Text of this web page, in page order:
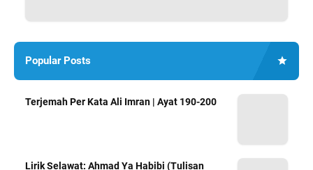
Popular Posts
Terjemah Per Kata Ali Imran | Ayat 190-200
Lirik Selawat: Ahmad Ya Habibi (Tulisan